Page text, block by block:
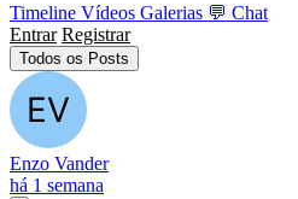
Timeline Vídeos Galerias 💬 Chat
Entrar Registrar
Todos os Posts
Enzo Vander
há 1 semana